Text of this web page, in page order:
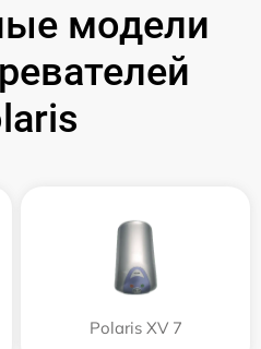
модели
Polaris XV 7